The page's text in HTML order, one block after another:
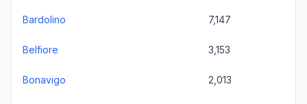
Bardolino 7,147
Belfiore 3,153
Bonavigo 2,013